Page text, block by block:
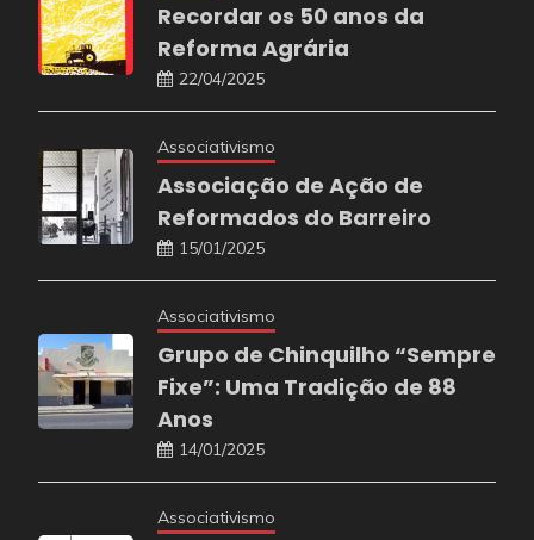
Recordar os 50 anos da
Reforma Agrária
22/04/2025
Associativismo
Associação de Ação de
Reformados do Barreiro
15/01/2025
Associativismo
Grupo de Chinquilho “Sempre
Fixe”: Uma Tradição de 88
Anos
14/01/2025
Associativismo